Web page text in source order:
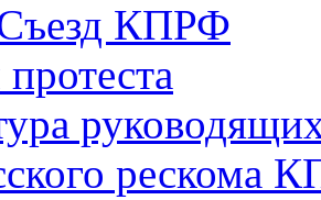
КПРФ
рескома